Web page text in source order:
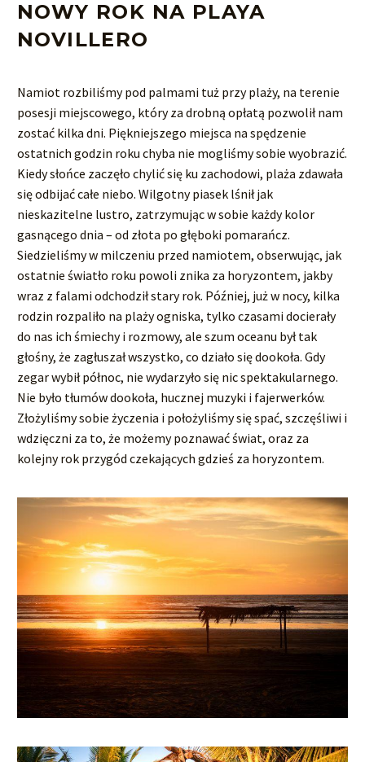
NOWY ROK NA PLAYA
NOVILLERO
Namiot rozbiliśmy pod palmami tuż przy plaży, na terenie
posesji miejscowego, który za drobną opłatą pozwolił nam
zostać kilka dni. Piękniejszego miejsca na spędzenie
ostatnich godzin roku chyba nie mogliśmy sobie wyobrazić.
Kiedy słońce zaczęło chylić się ku zachodowi, plaża zdawała
się odbijać całe niebo. Wilgotny piasek lśnił jak
nieskazitelne lustro, zatrzymując w sobie każdy kolor
gasnącego dnia – od złota po głęboki pomarańcz.
Siedzieliśmy w milczeniu przed namiotem, obserwując, jak
ostatnie światło roku powoli znika za horyzontem, jakby
wraz z falami odchodził stary rok. Później, już w nocy, kilka
rodzin rozpaliło na plaży ogniska, tylko czasami docierały
do nas ich śmiechy i rozmowy, ale szum oceanu był tak
głośny, że zagłuszał wszystko, co działo się dookoła. Gdy
zegar wybił północ, nie wydarzyło się nic spektakularnego.
Nie było tłumów dookoła, hucznej muzyki i fajerwerków.
Złożyliśmy sobie życzenia i położyliśmy się spać, szczęśliwi i
wdzięczni za to, że możemy poznawać świat, oraz za
kolejny rok przygód czekających gdzieś za horyzontem.